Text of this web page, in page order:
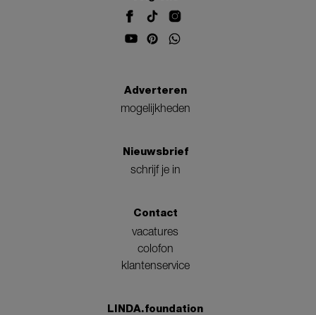
Adverteren
mogelijkheden
Nieuwsbrief
schrijf je in
Contact
vacatures
colofon
klantenservice
LINDA.foundation